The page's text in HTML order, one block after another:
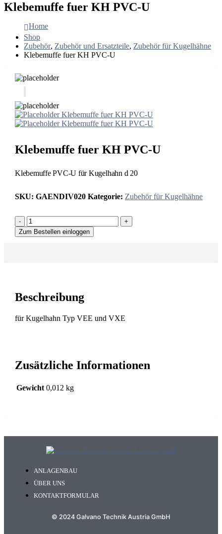
Klebemuffe fuer KH PVC-U
Home
Shop
Zubehör, Zubehör und Ersatzteile, Zubehör für Kugelhähne
Klebemuffe fuer KH PVC-U
Klebemuffe fuer KH PVC-U
Klebemuffe fuer KH PVC-U
Klebemuffe fuer KH PVC-U
Klebemuffe PVC-U für Kugelhahn d 20
SKU: GAENDIV020 Kategorie: Zubehör für Kugelhähne
-
+
Zum Bestellen einloggen
Beschreibung
für Kugelhahn Typ VEE und VXE
Zusätzliche Informationen
Gewicht 0,012 kg
ANLAGENBAU
ÜBER UNS
KONTAKTFORMULAR
© 2024 Galvano Technik Austria GmbH